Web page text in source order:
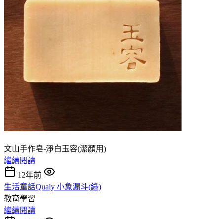
文山手作皂-淨白玉容(潔顏用)
繼續閱讀
12年前
生活童話Qualy 小象漏斗(綠)
教育學習
繼續閱讀